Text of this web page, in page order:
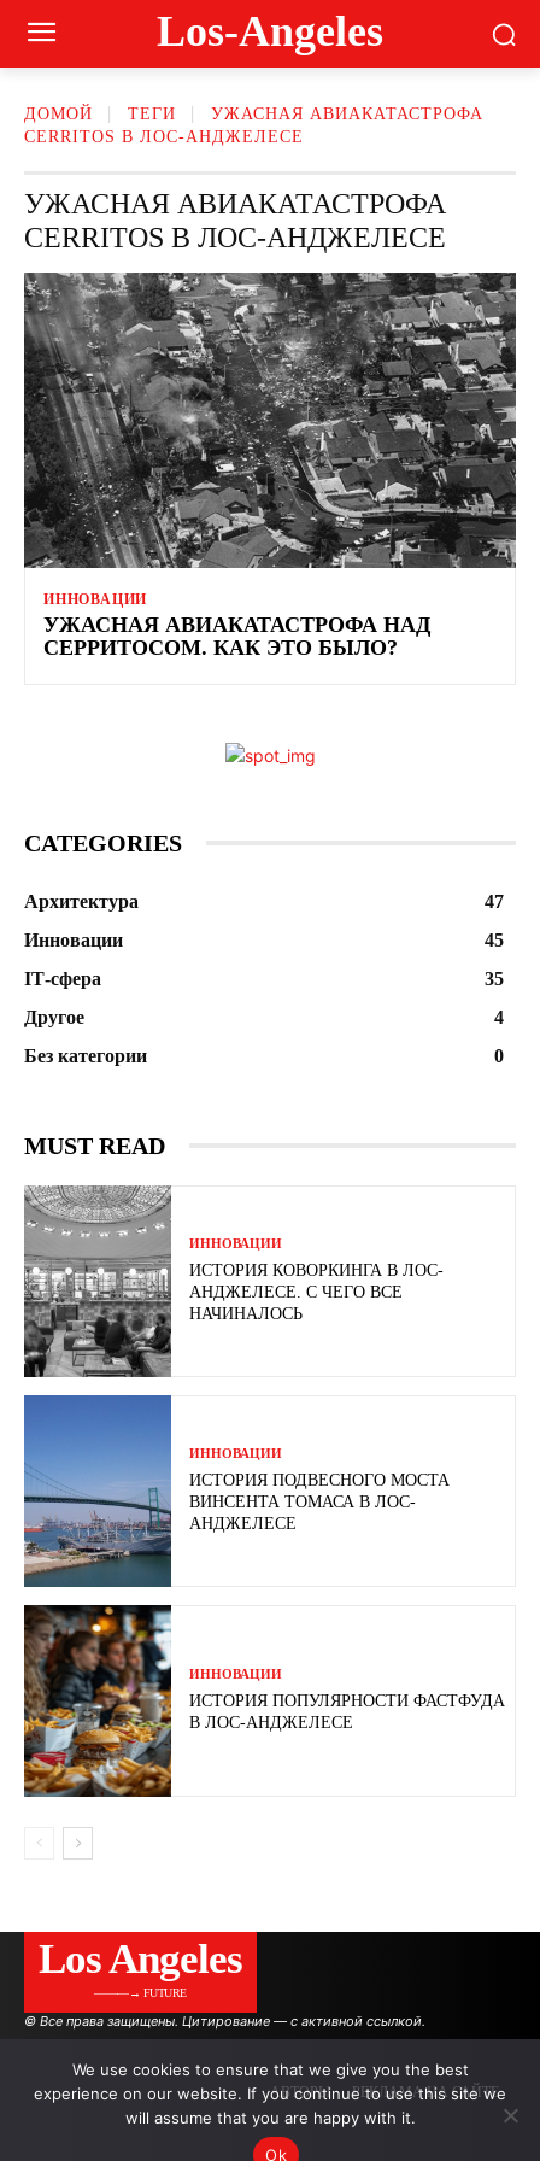
Los-Angeles
ДОМОЙ ТЕГИ
УЖАСНАЯ АВИАКАТАСТРОФА
CERRITOS В ЛОС-АНДЖЕЛЕСЕ
УЖАСНАЯ АВИАКАТАСТРОФА
CERRITOS В ЛОС-АНДЖЕЛЕСЕ
ИННОВАЦИИ
УЖАСНАЯ АВИАКАТАСТРОФА НАД
СЕРРИТОСОМ. КАК ЭТО БЫЛО?
CATEGORIES
Архитектура
47
Инновации
45
ІТ-сфера
35
Другое
4
Без категории
0
MUST READ
ИННОВАЦИИ
ИСТОРИЯ КОВОРКИНГА В ЛОС-
АНДЖЕЛЕСЕ. С ЧЕГО ВСЕ
НАЧИНАЛОСЬ
ИННОВАЦИИ
ИСТОРИЯ ПОДВЕСНОГО МОСТА
ВИНСЕНТА ТОМАСА В ЛОС-
АНДЖЕЛЕСЕ
ИННОВАЦИИ
ИСТОРИЯ ПОПУЛЯРНОСТИ ФАСТФУДА
В ЛОС-АНДЖЕЛЕСЕ
Los Angeles
———→ FUTURE
© Все права защищены. Цитирование — с активной ссылкой.
АВТОРЫ РЕКЛАМА НА САЙТЕ
We use cookies to ensure that we give you the best
experience on our website. If you continue to use this site we
will assume that you are happy with it.
Ok